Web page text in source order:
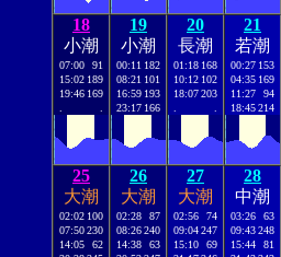
18
小潮
07:00
91
15:02 189
19:46 169
19
小潮
00:11 182
08:21 101
16:59 193
23:17 166
20
長潮
01:18 168
10:12 102
18:07203
21
若潮
00:27 153
04:35 169
11:27
94
18:45214
25
大潮
02:02 100
07:50230
14:05
62
26
大潮
02:28
87
08:26240
14:38
63
27
大潮
02:56
74
09:04247
15:10
69
28
中潮
03:26
63
09:43248
15:44
81